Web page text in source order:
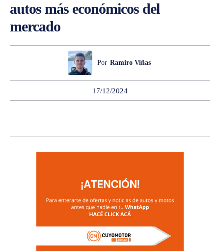
autos más económicos del
mercado
Por Ramiro Viñas
17/12/2024